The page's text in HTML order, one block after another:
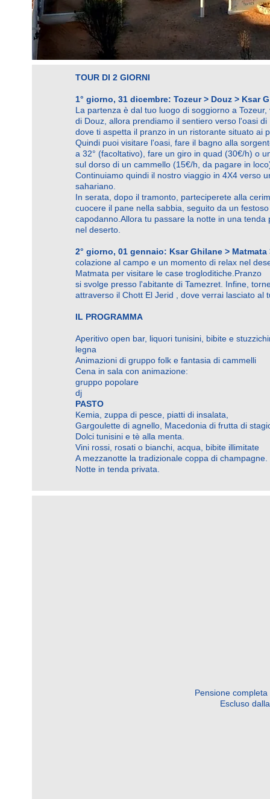
TOUR DI 2 GIORNI
1° giorno, 31 dicembre: Tozeur > Douz > Ksar
La partenza è dal tuo luogo di soggiorno a Tozeur,
di Douz, allora prendiamo il sentiero verso l'oasi di
dove ti aspetta il pranzo in un ristorante situato ai
Quindi puoi visitare l'oasi, fare il bagno alla
a 32° (facoltativo), fare un giro in quad (30€/h) o
sul dorso di un cammello (15€/h, da pagare in
Continuiamo quindi il nostro viaggio in 4X4 verso
sahariano.
In serata, dopo il tramonto, parteciperete alla
cuocere il pane nella sabbia, seguito da un
capodanno. Allora tu passare la notte in una tenda
nel deserto.
2° giorno, 01 gennaio: Ksar Ghilane > Matmata
colazione al campo e un momento di relax nel
Matmata per visitare le case trogloditiche. Pranzo
si svolge presso l'abitante di Tamezret. Infine,
attraverso il Chott El Jerid , dove verrai lasciato al
IL PROGRAMMA
Aperitivo open bar, liquori tunisini, bibite e
legna
Animazioni di gruppo folk e fantasia di cammelli
Cena in sala con animazione:
gruppo popolare
dj
PASTO
Kemia, zuppa di pesce, piatti di insalata,
Gargoulette di agnello, Macedonia di frutta di
Dolci tunisini e tè alla menta.
Vini rossi, rosati o bianchi, acqua, bibite illimitate
A mezzanotte la tradizionale coppa di champagne.
Notte in tenda privata.
Pensione
Escluso